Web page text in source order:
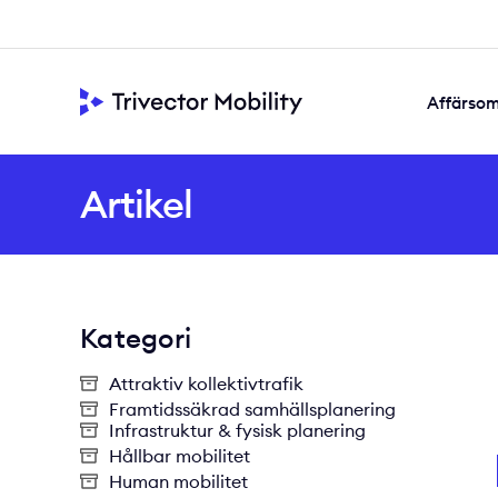
Artikel
Kategori
Attraktiv kollektivtrafik
Framtidssäkrad samhällsplanering
Infrastruktur & fysisk planering
Hållbar mobilitet
Human mobilitet